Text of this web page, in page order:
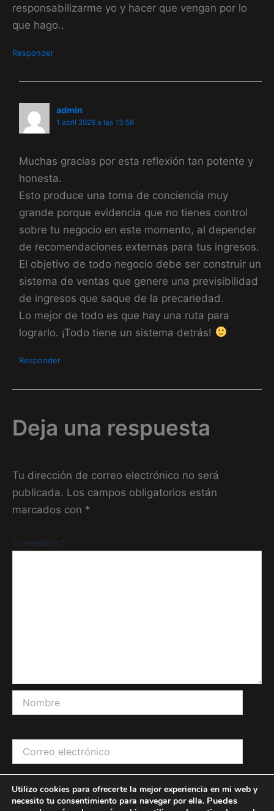
responsabilizarme yo y hacer que vengan por lo
que hago..
Responder
admin
1 abril 2026 a las 13:58
Muchas gracias por esta reflexión tan potente y
honesta.
Esto produce una toma de conciencia muy
grande porque evidencia que no tienes control
sobre tu negocio en este momento, al depender
de recomendaciones externas para tus ingresos.
El objetivo de todo negocio debe ser construir un
sistema de ventas que genere una previsibilidad
de ingresos que saque de la precariedad.
Lo mejor de todo es que hay una ruta para
lograrlo. ¡Todo tiene un sistema detrás!
Responder
Deja una respuesta
Tu dirección de correo electrónico no será
publicada. Los campos obligatorios están
marcados con *
Comentario *
electrónico
Web
Utilizo cookies para ofrecerte la mejor experiencia en mi web y
necesito tu consentimiento para navegar por ella. Puedes